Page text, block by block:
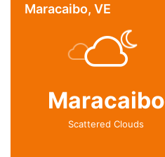
Maracaibo, VE
Maracaibo
Scattered Clouds